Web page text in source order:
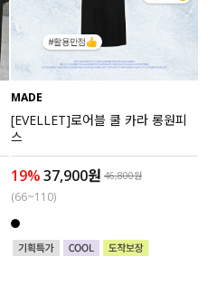
MADE
[EVELLET]로어블 쿨 카라 롱원피
스
19%37,900원 46,800원
(66~110)